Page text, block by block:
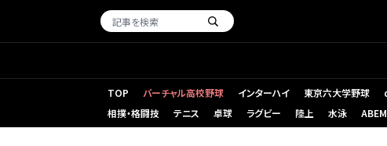
TOP バーチャル高校野球 インターハイ 東京六大学野球
相撲・格闘技
テニス 卓球 ラグビー 陸上 水泳